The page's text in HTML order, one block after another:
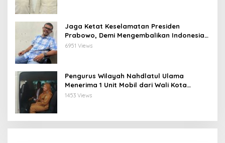
Jaga Ketat Keselamatan Presiden
Prabowo, Demi Mengembalikan Indonesia
Menjadi Macan Asia
6951 Views
Pengurus Wilayah Nahdlatul Ulama
Menerima 1 Unit Mobil dari Wali Kota
Bandar Lampung
1453 Views